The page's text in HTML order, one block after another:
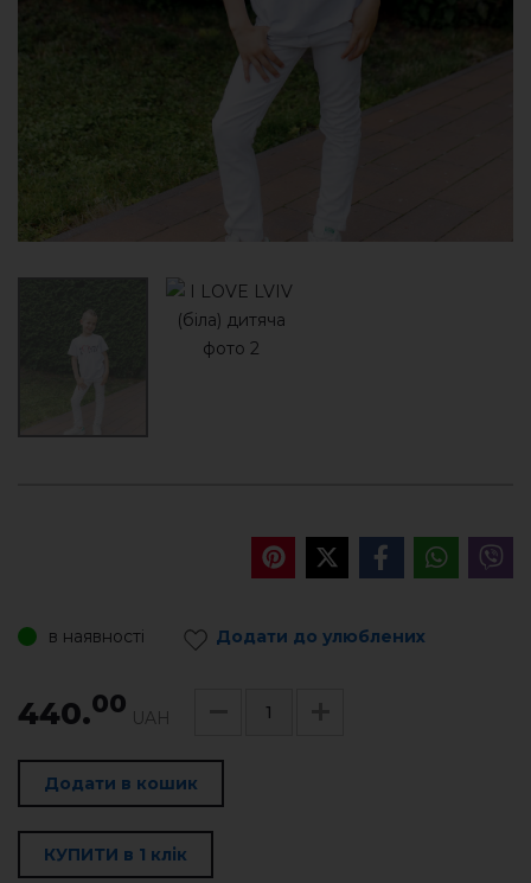
в наявності Додати до улюблених
440.00 UAH
Додати в кошик
КУПИТИ в 1 клік